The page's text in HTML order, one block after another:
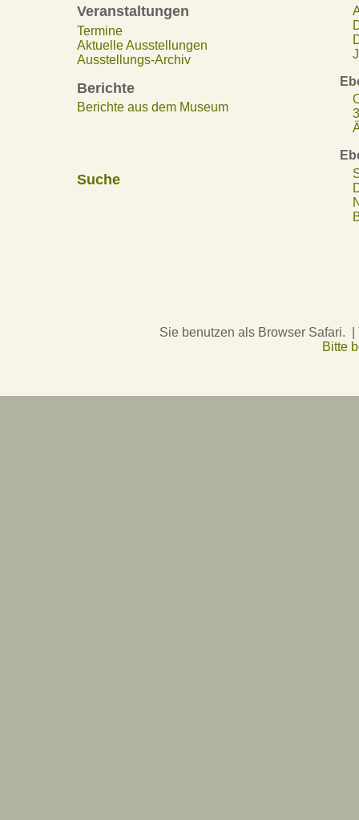
Veranstaltungen
Termine
Aktuelle Ausstellungen
Ausstellungs-Archiv
Berichte
Berichte aus dem Museum
Suche
Sie benutzen als Browser Safari. |
Bitte